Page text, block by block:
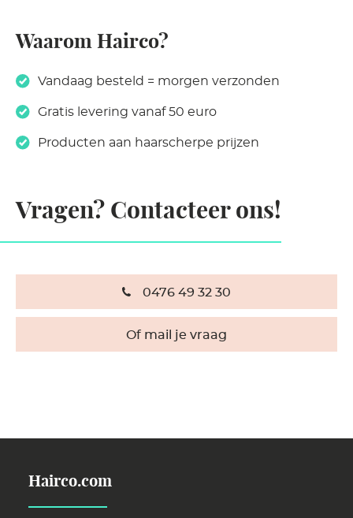
Waarom Hairco?
Vandaag besteld = morgen verzonden
Gratis levering vanaf 50 euro
Producten aan haarscherpe prijzen
Vragen? Contacteer ons!
0476 49 32 30
Of mail je vraag
Hairco.com